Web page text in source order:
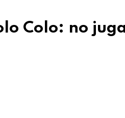
Colo: no